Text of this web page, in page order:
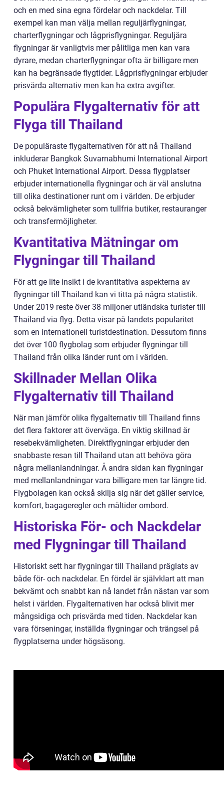
och en med sina egna fördelar och nackdelar. Till
exempel kan man välja mellan reguljärflygningar,
charterflygningar och lågprisflygningar. Reguljära
flygningar är vanligtvis mer pålitliga men kan vara
dyrare, medan charterflygningar ofta är billigare men
kan ha begränsade flygtider. Lågprisflygningar erbjuder
prisvärda alternativ men kan ha extra avgifter.
Populära Flygalternativ för att
Flyga till Thailand
De populäraste flygalternativen för att nå Thailand
inkluderar Bangkok Suvarnabhumi International Airport
och Phuket International Airport. Dessa flygplatser
erbjuder internationella flygningar och är väl anslutna
till olika destinationer runt om i världen. De erbjuder
också bekvämligheter som tullfria butiker, restauranger
och transfermöjligheter.
Kvantitativa Mätningar om
Flygningar till Thailand
För att ge lite insikt i de kvantitativa aspekterna av
flygningar till Thailand kan vi titta på några statistik.
Under 2019 reste över 38 miljoner utländska turister till
Thailand via flyg. Detta visar på landets popularitet
som en internationell turistdestination. Dessutom finns
det över 100 flygbolag som erbjuder flygningar till
Thailand från olika länder runt om i världen.
Skillnader Mellan Olika
Flygalternativ till Thailand
När man jämför olika flygalternativ till Thailand finns
det flera faktorer att överväga. En viktig skillnad är
resebekvämligheten. Direktflygningar erbjuder den
snabbaste resan till Thailand utan att behöva göra
några mellanlandningar. Å andra sidan kan flygningar
med mellanlandningar vara billigare men tar längre tid.
Flygbolagen kan också skilja sig när det gäller service,
komfort, bagageregler och måltider ombord.
Historiska För- och Nackdelar
med Flygningar till Thailand
Historiskt sett har flygningar till Thailand präglats av
både för- och nackdelar. En fördel är självklart att man
bekvämt och snabbt kan nå landet från nästan var som
helst i världen. Flygalternativen har också blivit mer
mångsidiga och prisvärda med tiden. Nackdelar kan
vara förseningar, inställda flygningar och trängsel på
flygplatserna under högsäsong.